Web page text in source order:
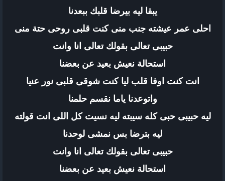
يبقا ليه بيرضا قلبك ببعدنا
احلى عمر عيشته جنب منى كنت قلبى روحى حتة منى
حبيبى تعالى بقولك تعالى انا وانت
استحالة نعيش بعيد عن بعضنا
انت كنت اوفا قلب ليا كنت شوقى قلبى نور عنيا
واتوعدنا ياما نقسم حلمنا
ليه حبيبى حبى كله سيبته ليه نسيت كل اللى انت قولته
ليه بترضا بس نمشى لوحدنا
حبيبى تعالى بقولك تعالى انا وانت
استحالة نعيش بعيد عن بعضنا